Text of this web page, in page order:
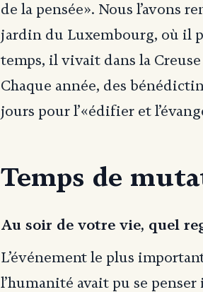
de la pensée». Nous l’avons
jardin du Luxembourg, où il
temps, il vivait dans la
Chaque année, des
jours pour l’«édifier et
Temps de
Au soir de votre vie, quel
L’événement le plus
l’humanité avait pu se